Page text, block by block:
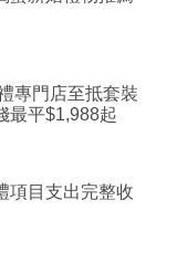
專門店至抵套裝
最平$1,988起
項目支出完整收